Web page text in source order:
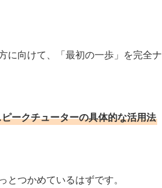
に向けて、「最初の一歩」を完全ナ
ークチューターの具体的な活用法
つかめているはずです。